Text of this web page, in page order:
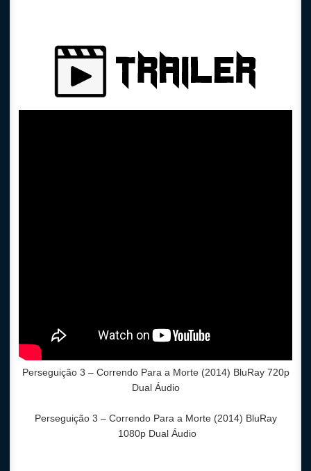
Perseguição 3 – Correndo Para a Morte (2014) BluRay 720p
Dual Áudio
Perseguição 3 – Correndo Para a Morte (2014) BluRay
1080p Dual Áudio